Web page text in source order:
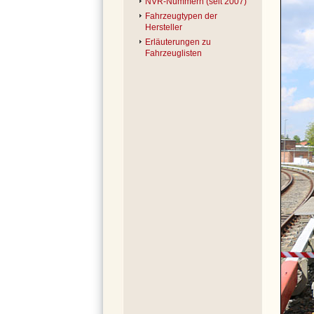
Fahrzeugtypen der
Hersteller
Erläuterungen zu
Fahrzeuglisten